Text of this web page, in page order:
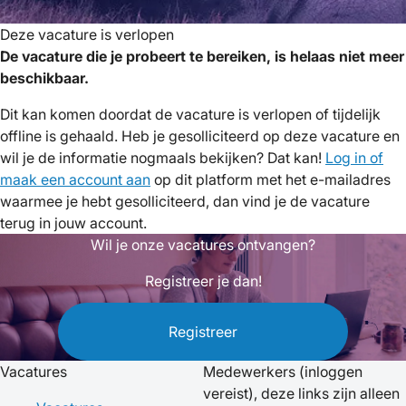
Deze vacature is verlopen
De vacature die je probeert te bereiken, is helaas niet meer
beschikbaar.
Dit kan komen doordat de vacature is verlopen of tijdelijk
offline is gehaald. Heb je gesolliciteerd op deze vacature en
wil je de informatie nogmaals bekijken? Dat kan! Log in of
maak een account aan op dit platform met het e-mailadres
waarmee je hebt gesolliciteerd, dan vind je de vacature
terug in jouw account.
Wil je onze vacatures ontvangen?
Registreer je dan!
Registreer
Vacatures
Medewerkers (inloggen
vereist), deze links zijn alleen